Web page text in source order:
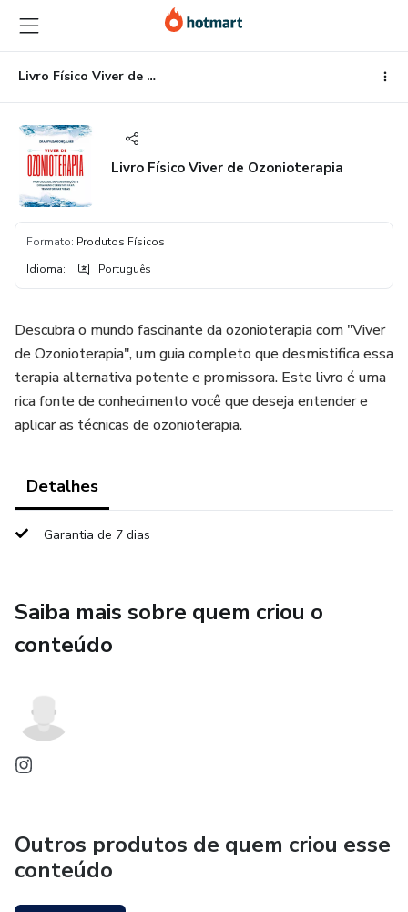
para
o
conteúdo
principal
para
o
pagamento
para
o
rodapé
Livro Físico Viver de Ozonioterapia
Livro Físico Viver de Ozonioterapia
Formato: Produtos Físicos
Idioma: Português
Descubra o mundo fascinante da ozonioterapia com "Viver
de Ozonioterapia", um guia completo que desmistifica essa
terapia alternativa potente e promissora. Este livro é uma
rica fonte de conhecimento você que deseja entender e
aplicar as técnicas de ozonioterapia.
Detalhes
Garantia de 7 dias
Saiba mais sobre quem criou o
conteúdo
Outros produtos de quem criou esse
conteúdo